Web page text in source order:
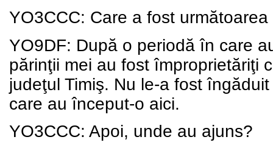
YO3CCC: Care a fost
YO9DF: După o periodă în care
părinţii mei au fost împroprietăriţi
judeţul Timiş. Nu le-a fost
care au început-o aici.
YO3CCC: Apoi, unde au ajuns?